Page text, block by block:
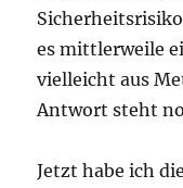
es mittlerweile
vielleicht aus
Antwort steht
Jetzt habe ich